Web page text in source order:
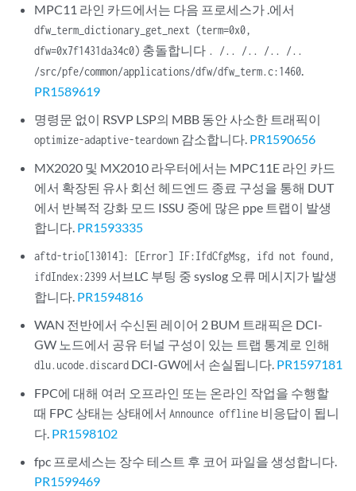
MPC11 라인 카드에서는 다음 프로세스가 .에서
dfw_term_dictionary_get_next (term=0x0,
dfw=0x7f1431da34c0) 충돌합니다 . /.. /.. /.. /..
/src/pfe/common/applications/dfw/dfw_term.c:1460.
PR1589619
명령문 없이 RSVP LSP의 MBB 동안 사소한 트래픽이
optimize-adaptive-teardown 감소합니다. PR1590656
MX2020 및 MX2010 라우터에서는 MPC11E 라인 카드
에서 확장된 유사 회선 헤드엔드 종료 구성을 통해 DUT
에서 반복적 강화 모드 ISSU 중에 많은 ppe 트랩이 발생
합니다. PR1593335
aftd-trio[13014]: [Error] IF:IfdCfgMsg, ifd not found,
ifdIndex:2399 서브LC 부팅 중 syslog 오류 메시지가 발생
합니다. PR1594816
WAN 전반에서 수신된 레이어 2 BUM 트래픽은 DCI-
GW 노드에서 공유 터널 구성이 있는 트랩 통계로 인해
dlu.ucode.discard DCI-GW에서 손실됩니다. PR1597181
FPC에 대해 여러 오프라인 또는 온라인 작업을 수행할
때 FPC 상태는 상태에서Announce offline 비응답이 됩니
다. PR1598102
fpc 프로세스는 장수 테스트 후 코어 파일을 생성합니다.
PR1599469